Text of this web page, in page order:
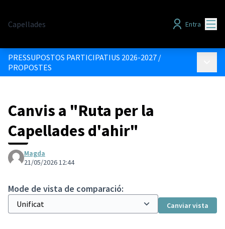
Capellades Entra
PRESSUPOSTOS PARTICIPATIUS 2026-2027 /
PROPOSTES
Canvis a "Ruta per la
Capellades d'ahir"
Magda
21/05/2026 12:44
Mode de vista de comparació:
Canviar vista